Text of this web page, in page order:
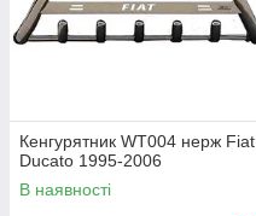
Кенгурятник WT004 нерж Fiat
Ducato 1995-2006
В наявності